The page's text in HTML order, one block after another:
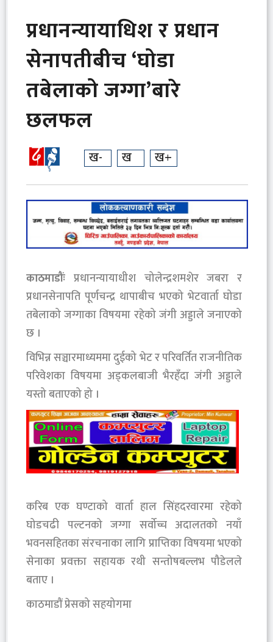
प्रधानन्यायाधिश र प्रधान
सेनापतीबीच ‘घोडा
तबेलाको जग्गा’बारे
छलफल
ख- ख ख+
काठमाडौंः प्रधानन्यायाधीश चोलेन्द्रशमशेर जबरा र
प्रधानसेनापति पूर्णचन्द्र थापाबीच भएको भेटवार्ता घोडा
तबेलाको जग्गाका विषयमा रहेको जंगी अड्डाले जनाएको
छ ।
विभिन्न सञ्चारमाध्यममा दुईको भेट र परिवर्तित राजनीतिक
परिवेशका विषयमा अड्कलबाजी भैरहँदा जंगी अड्डाले
यस्तो बताएको हो ।
करिब एक घण्टाको वार्ता हाल सिंहदरवारमा रहेको
घोडचढी पल्टनको जग्गा सर्वोच्च अदालतको नयाँ
भवनसहितका संरचनाका लागि प्राप्तिका विषयमा भएको
सेनाका प्रवक्ता सहायक रथी सन्तोषबल्लभ पौडेलले
बताए ।
काठमाडौं प्रेसको सहयोगमा